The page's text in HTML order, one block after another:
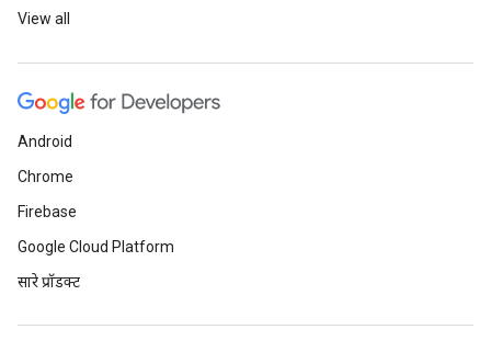
View all
Android
Chrome
Firebase
Google Cloud Platform
सारे प्रॉडक्ट